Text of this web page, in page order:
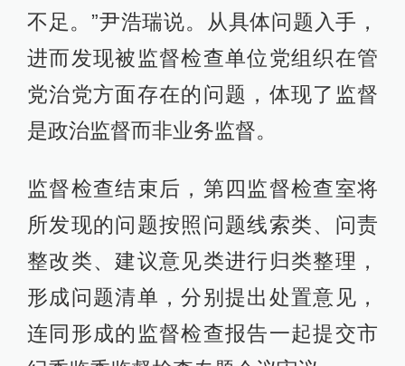
不足。”尹浩瑞说。从具体问题入手，
进而发现被监督检查单位党组织在管
党治党方面存在的问题，体现了监督
是政治监督而非业务监督。
监督检查结束后，第四监督检查室将
所发现的问题按照问题线索类、问责
整改类、建议意见类进行归类整理，
形成问题清单，分别提出处置意见，
连同形成的监督检查报告一起提交市